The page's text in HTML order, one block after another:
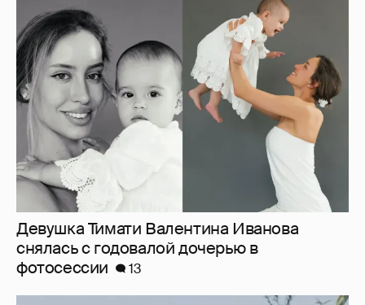
Девушка Тимати Валентина Иванова
снялась с годовалой дочерью в
фотосессии
13